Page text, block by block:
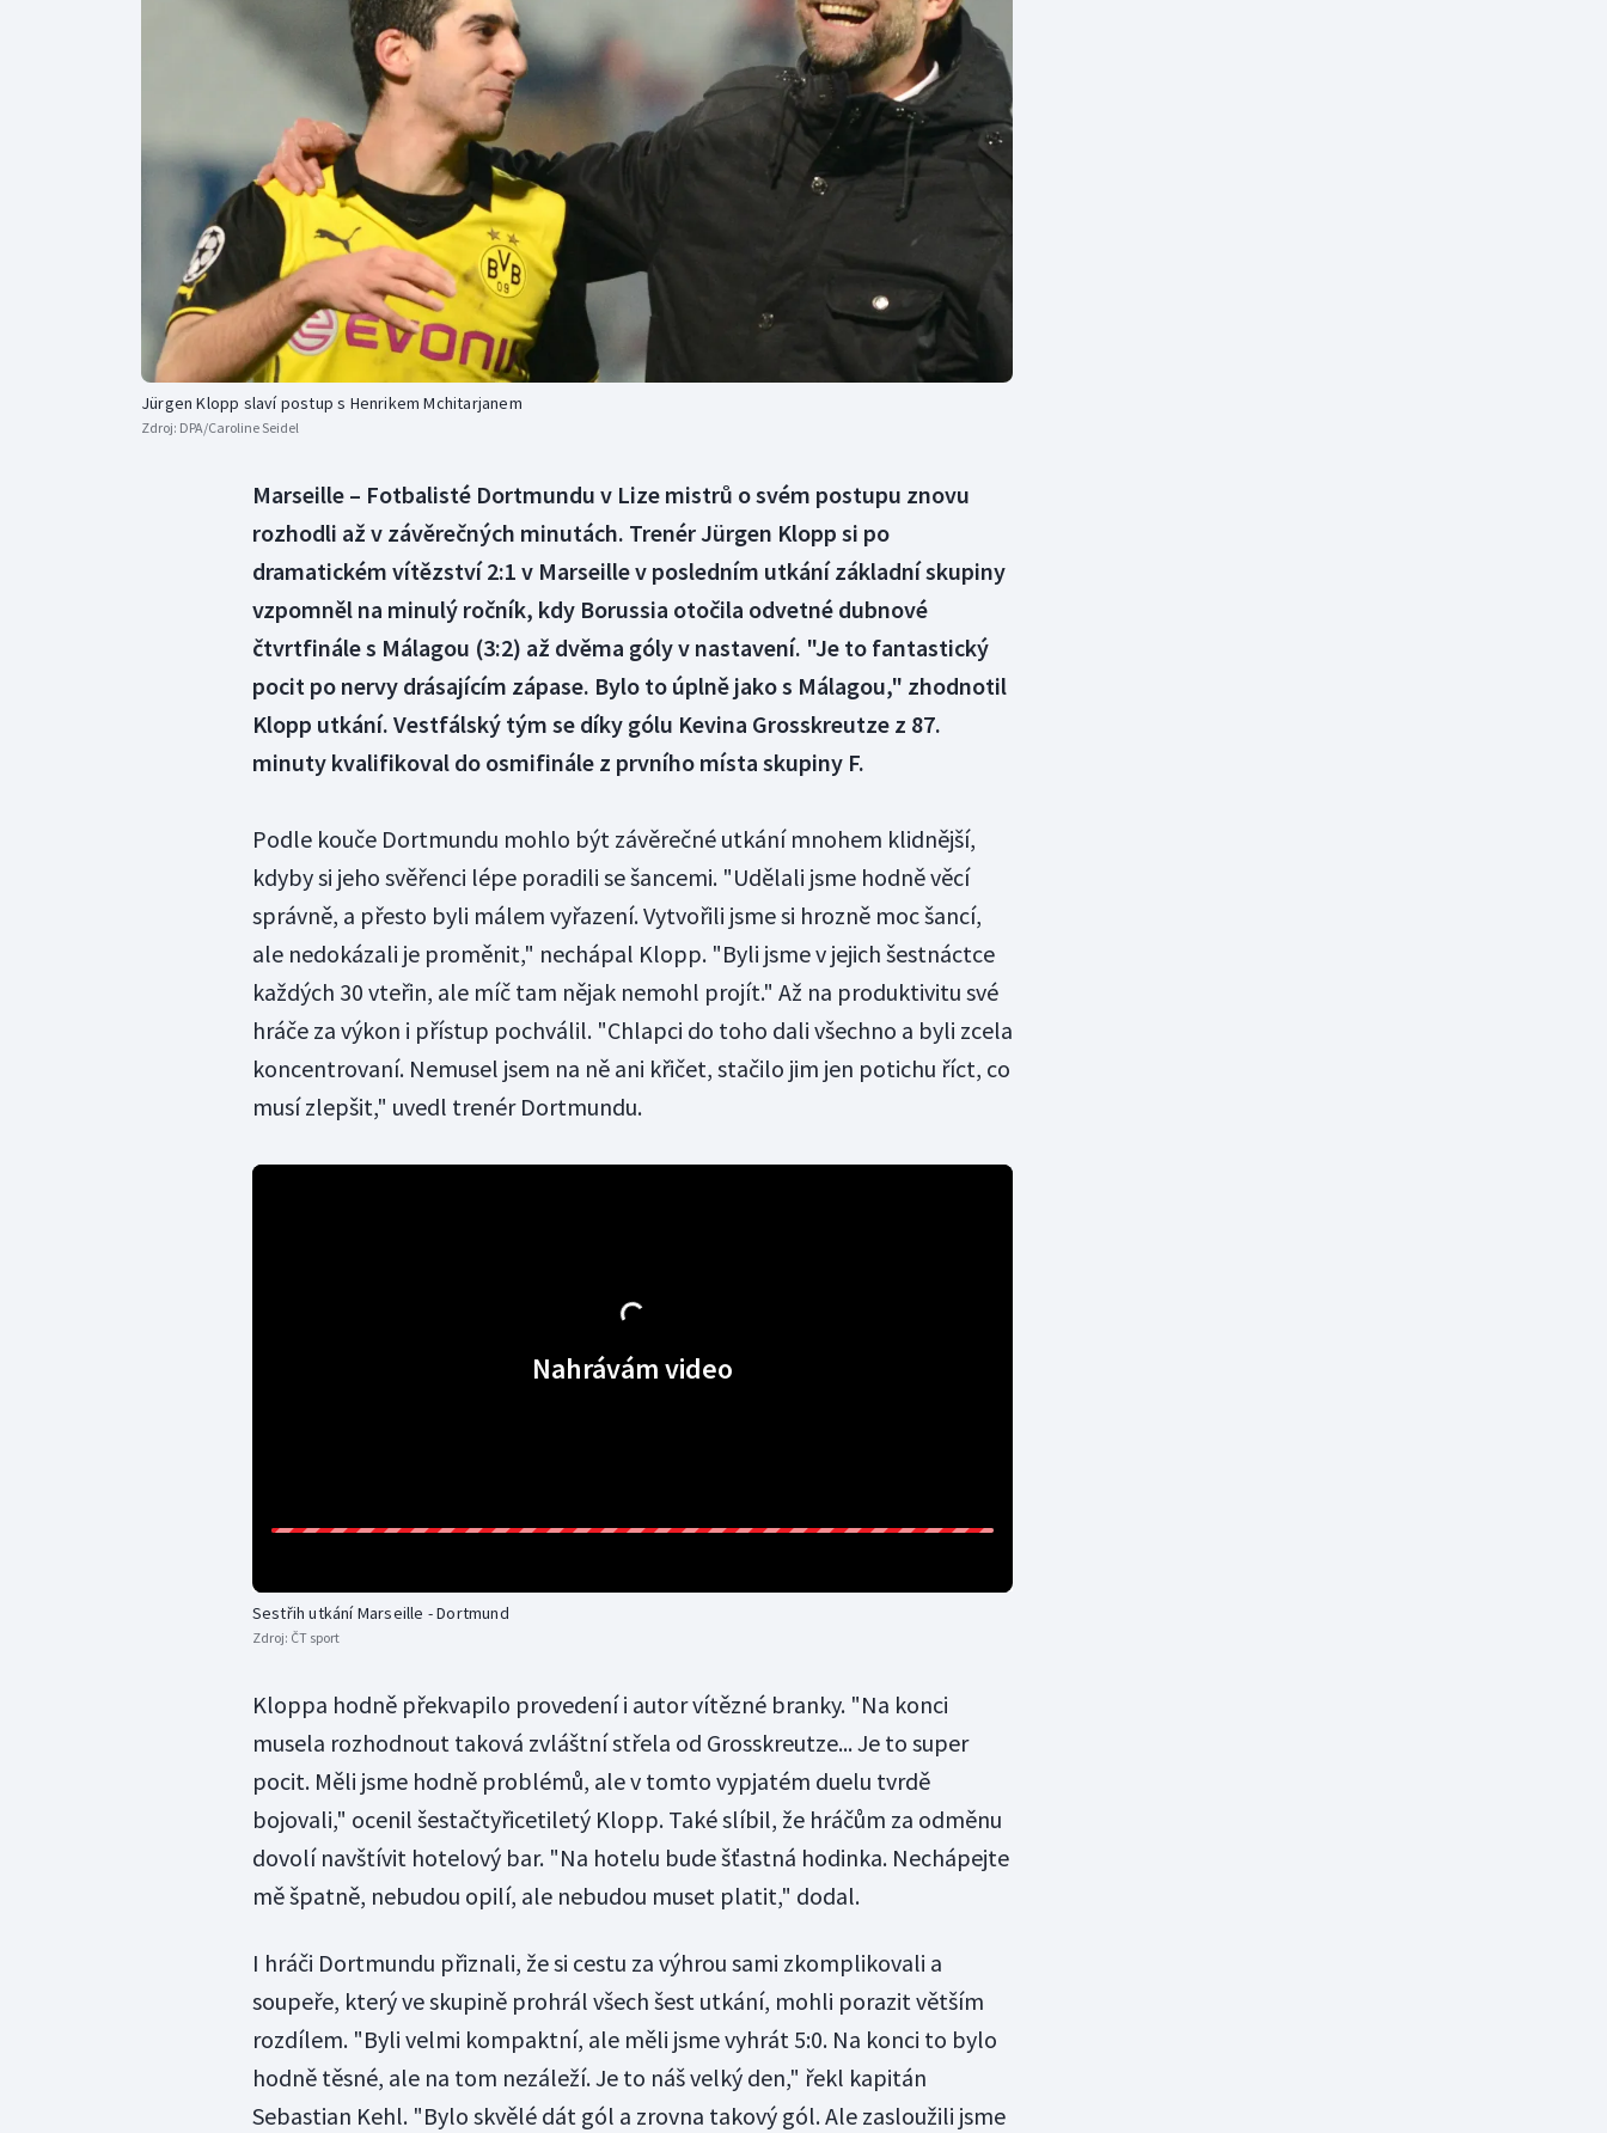
Curling
Dostihy
Florbal
Futsal
Golf
Gymnastika
Motorsport
Olympijské hry
Plážový volejbal
Triatlon
Veslování
Vodní slalom
Volejbal
Ostatní
Jürgen Klopp slaví postup s Henrikem Mchitarjanem
Zdroj: DPA/Caroline Seidel
Marseille – Fotbalisté Dortmundu v Lize mistrů o svém postupu znovu
rozhodli až v závěrečných minutách. Trenér Jürgen Klopp si po
dramatickém vítězství 2:1 v Marseille v posledním utkání základní skupiny
vzpomněl na minulý ročník, kdy Borussia otočila odvetné dubnové
čtvrtfinále s Málagou (3:2) až dvěma góly v nastavení. "Je to fantastický
pocit po nervy drásajícím zápase. Bylo to úplně jako s Málagou," zhodnotil
Klopp utkání. Vestfálský tým se díky gólu Kevina Grosskreutze z 87.
minuty kvalifikoval do osmifinále z prvního místa skupiny F.
Podle kouče Dortmundu mohlo být závěrečné utkání mnohem klidnější,
kdyby si jeho svěřenci lépe poradili se šancemi. "Udělali jsme hodně věcí
správně, a přesto byli málem vyřazení. Vytvořili jsme si hrozně moc šancí,
ale nedokázali je proměnit," nechápal Klopp. "Byli jsme v jejich šestnáctce
každých 30 vteřin, ale míč tam nějak nemohl projít." Až na produktivitu své
hráče za výkon i přístup pochválil. "Chlapci do toho dali všechno a byli zcela
koncentrovaní. Nemusel jsem na ně ani křičet, stačilo jim jen potichu říct, co
musí zlepšit," uvedl trenér Dortmundu.
Nahrávám video
Sestřih utkání Marseille - Dortmund
Zdroj: ČT sport
Kloppa hodně překvapilo provedení i autor vítězné branky. "Na konci
musela rozhodnout taková zvláštní střela od Grosskreutze... Je to super
pocit. Měli jsme hodně problémů, ale v tomto vypjatém duelu tvrdě
bojovali," ocenil šestačtyřicetiletý Klopp. Také slíbil, že hráčům za odměnu
dovolí navštívit hotelový bar. "Na hotelu bude šťastná hodinka. Nechápejte
mě špatně, nebudou opilí, ale nebudou muset platit," dodal.
I hráči Dortmundu přiznali, že si cestu za výhrou sami zkomplikovali a
soupeře, který ve skupině prohrál všech šest utkání, mohli porazit větším
rozdílem. "Byli velmi kompaktní, ale měli jsme vyhrát 5:0. Na konci to bylo
hodně těsné, ale na tom nezáleží. Je to náš velký den," řekl kapitán
Sebastian Kehl. "Bylo skvělé dát gól a zrovna takový gól. Ale zasloužili jsme